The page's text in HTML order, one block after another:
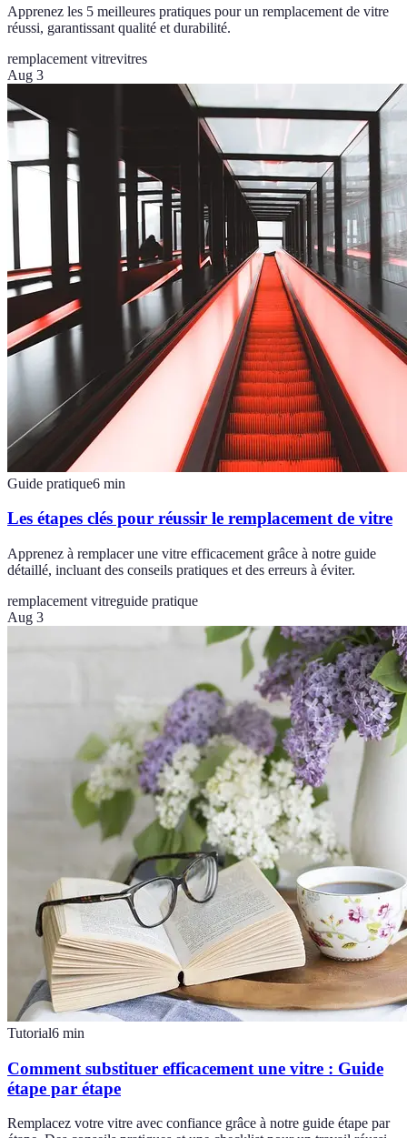
Apprenez les 5 meilleures pratiques pour un remplacement de vitre
réussi, garantissant qualité et durabilité.
remplacement vitrevitres
Aug 3
Guide pratique6 min
Les étapes clés pour réussir le remplacement de vitre
Apprenez à remplacer une vitre efficacement grâce à notre guide
détaillé, incluant des conseils pratiques et des erreurs à éviter.
remplacement vitreguide pratique
Aug 3
Tutorial6 min
Comment substituer efficacement une vitre : Guide
étape par étape
Remplacez votre vitre avec confiance grâce à notre guide étape par